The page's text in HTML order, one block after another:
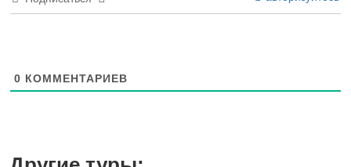
0 КОММЕНТАРИЕВ